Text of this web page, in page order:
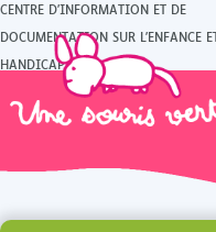
CENTRE D'INFORMATION ET DE
DOCUMENTATION SUR L'ENFANCE
HANDICAP